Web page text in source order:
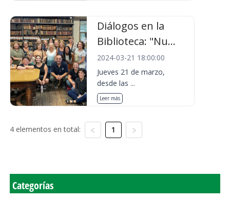
Diálogos en la
Biblioteca: "Nu...
2024-03-21 18:00:00
Jueves 21 de marzo,
desde las ...
Leer más
4 elementos en total: 1
Categorías